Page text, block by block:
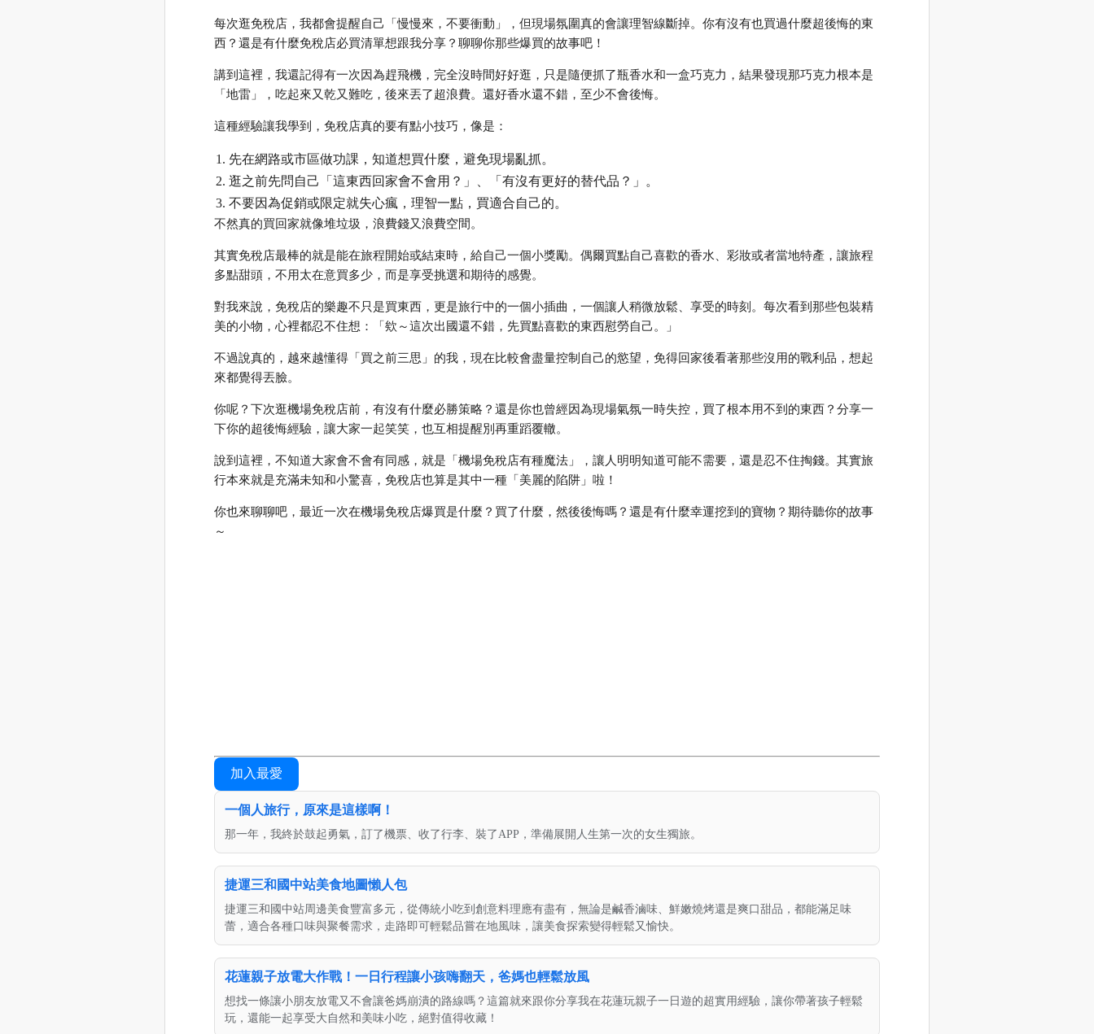
每次逛免稅店，我都會提醒自己「慢慢來，不要衝動」，但現場氛圍真的會讓理智線斷掉。你有沒有也買過什麼超後悔的東
西？還是有什麼免稅店必買清單想跟我分享？聊聊你那些爆買的故事吧！
講到這裡，我還記得有一次因為趕飛機，完全沒時間好好逛，只是隨便抓了瓶香水和一盒巧克力，結果發現那巧克力根本是
「地雷」，吃起來又乾又難吃，後來丟了超浪費。還好香水還不錯，至少不會後悔。
這種經驗讓我學到，免稅店真的要有點小技巧，像是：
先在網路或市區做功課，知道想買什麼，避免現場亂抓。
逛之前先問自己「這東西回家會不會用？」、「有沒有更好的替代品？」。
不要因為促銷或限定就失心瘋，理智一點，買適合自己的。
不然真的買回家就像堆垃圾，浪費錢又浪費空間。
其實免稅店最棒的就是能在旅程開始或結束時，給自己一個小獎勵。偶爾買點自己喜歡的香水、彩妝或者當地特產，讓旅程
多點甜頭，不用太在意買多少，而是享受挑選和期待的感覺。
對我來說，免稅店的樂趣不只是買東西，更是旅行中的一個小插曲，一個讓人稍微放鬆、享受的時刻。每次看到那些包裝精
美的小物，心裡都忍不住想：「欸～這次出國還不錯，先買點喜歡的東西慰勞自己。」
不過說真的，越來越懂得「買之前三思」的我，現在比較會盡量控制自己的慾望，免得回家後看著那些沒用的戰利品，想起
來都覺得丟臉。
你呢？下次逛機場免稅店前，有沒有什麼必勝策略？還是你也曾經因為現場氣氛一時失控，買了根本用不到的東西？分享一
下你的超後悔經驗，讓大家一起笑笑，也互相提醒別再重蹈覆轍。
說到這裡，不知道大家會不會有同感，就是「機場免稅店有種魔法」，讓人明明知道可能不需要，還是忍不住掏錢。其實旅
行本來就是充滿未知和小驚喜，免稅店也算是其中一種「美麗的陷阱」啦！
你也來聊聊吧，最近一次在機場免稅店爆買是什麼？買了什麼，然後後悔嗎？還是有什麼幸運挖到的寶物？期待聽你的故事
～
加入最愛
一個人旅行，原來是這樣啊！
那一年，我終於鼓起勇氣，訂了機票、收了行李、裝了APP，準備展開人生第一次的女生獨旅。
捷運三和國中站美食地圖懶人包
捷運三和國中站周邊美食豐富多元，從傳統小吃到創意料理應有盡有，無論是鹹香滷味、鮮嫩燒烤還是爽口甜品，都能滿足味
蕾，適合各種口味與聚餐需求，走路即可輕鬆品嘗在地風味，讓美食探索變得輕鬆又愉快。
花蓮親子放電大作戰！一日行程讓小孩嗨翻天，爸媽也輕鬆放風
想找一條讓小朋友放電又不會讓爸媽崩潰的路線嗎？這篇就來跟你分享我在花蓮玩親子一日遊的超實用經驗，讓你帶著孩子輕鬆
玩，還能一起享受大自然和美味小吃，絕對值得收藏！